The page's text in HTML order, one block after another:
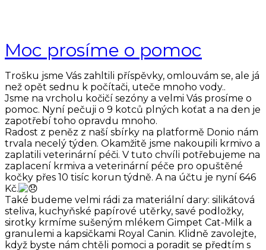
Moc prosíme o pomoc
Trošku jsme Vás zahltili příspěvky, omlouvám se, ale já
než opět sednu k počítači, uteče mnoho vody..
Jsme na vrcholu kočičí sezóny a velmi Vás prosíme o
pomoc. Nyní pečuji o 9 kotců plných koťat a na den je
zapotřebí toho opravdu mnoho.
Radost z peněz z naší sbírky na platformě Donio nám
trvala necelý týden. Okamžitě jsme nakoupili krmivo a
zaplatili veterinární péči. V tuto chvíli potřebujeme na
zaplacení krmiva a veterinární péče pro opuštěné
kočky přes 10 tisíc korun týdně. A na účtu je nyní 646
Kč.
Také budeme velmi rádi za materiální dary: silikátová
steliva, kuchyňské papírové utěrky, savé podložky,
sirotky krmíme sušeným mlékem Gimpet Cat-Milk a
granulemi a kapsičkami Royal Canin. Klidně zavolejte,
když byste nám chtěli pomoci a poradit se předtím s